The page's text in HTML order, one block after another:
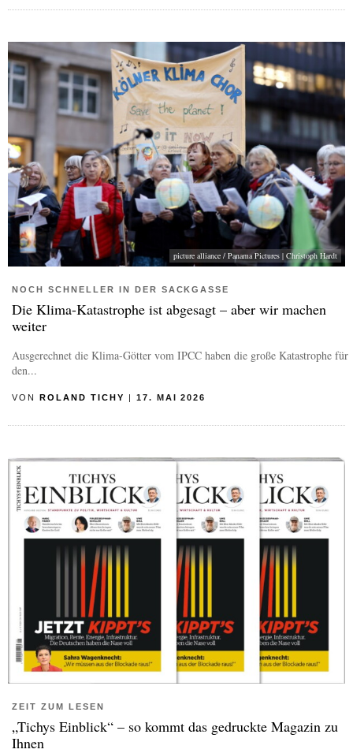
picture alliance / Panama Pictures | Christoph Hardt
NOCH SCHNELLER IN DER SACKGASSE
Die Klima-Katastrophe ist abgesagt – aber wir machen
weiter
Ausgerechnet die Klima-Götter vom IPCC haben die große Katastrophe für
den...
VON ROLAND TICHY 17. MAI 2026
ZEIT ZUM LESEN
„Tichys Einblick“ – so kommt das gedruckte Magazin zu
Ihnen